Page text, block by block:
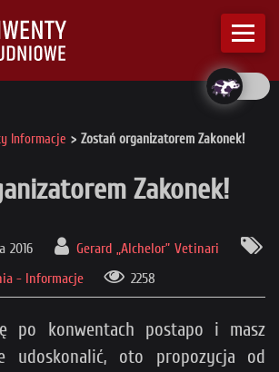
Informacje Zostań organizatorem Zakonek!
Zakonek!
2016
Gerard „Alchelor” Vetinari
- Informacje
2258
po konwentach postapo i masz
udoskonalić, oto propozycja od